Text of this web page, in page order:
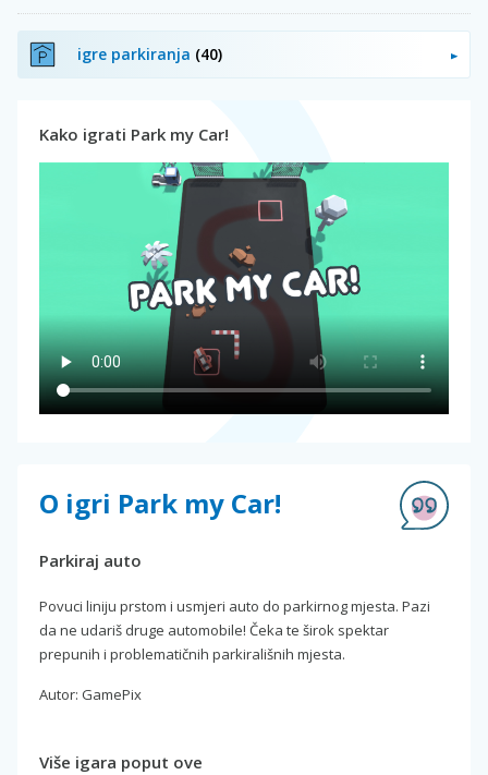
igre parkiranja (40)
Kako igrati Park my Car!
O igri Park my Car!
Parkiraj auto
Povuci liniju prstom i usmjeri auto do parkirnog mjesta. Pazi
da ne udariš druge automobile! Čeka te širok spektar
prepunih i problematičnih parkirališnih mjesta.
Autor: GamePix
Više igara poput ove